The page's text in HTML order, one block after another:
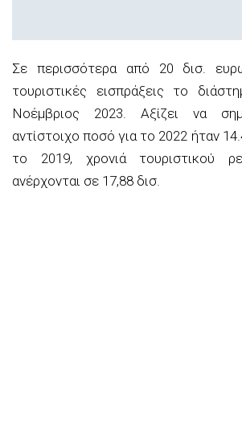
Σε περισσότερα από 20 δισ.
τουριστικές εισπράξεις το
Νοέμβριος 2023. Αξίζει να
αντίστοιχο ποσό για το 2022 ήταν
το 2019, χρονιά τουριστικού
ανέρχονται σε 17,88 δισ.